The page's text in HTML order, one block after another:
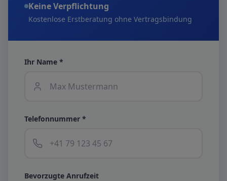
Keine Verpflichtung
Kostenlose Erstberatung ohne Vertragsbindung
Ihr Name *
Telefonnummer *
Bevorzugte Anrufzeit